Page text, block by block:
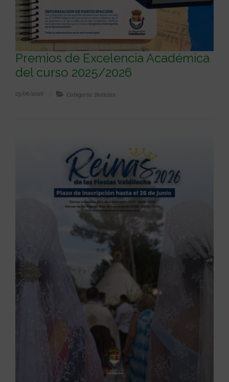
Premios de Excelencia Académica
del curso 2025/2026
05/06/2026 Categoría: Noticias